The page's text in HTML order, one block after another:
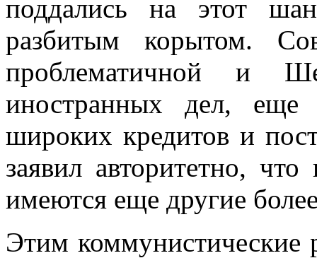
поддались на этот
разбитым корытом.
проблематичной и
иностранных дел, еще
широких кредитов и
заявил авторитетно,
имеются еще другие
Этим коммунистические